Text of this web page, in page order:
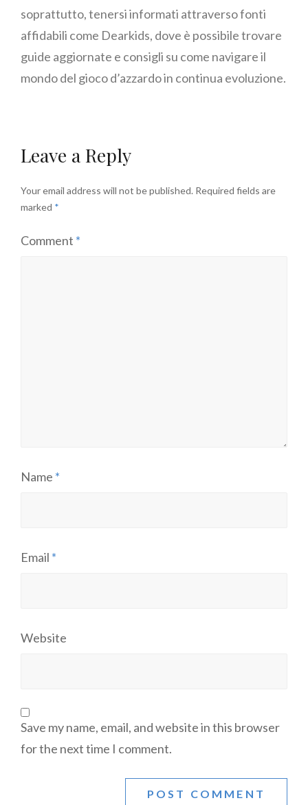
soprattutto, tenersi informati attraverso fonti
affidabili come Dearkids, dove è possibile trovare
guide aggiornate e consigli su come navigare il
mondo del gioco d’azzardo in continua evoluzione.
Leave a Reply
Your email address will not be published. Required fields are
marked *
Comment *
Name *
Email *
Website
Save my name, email, and website in this browser
for the next time I comment.